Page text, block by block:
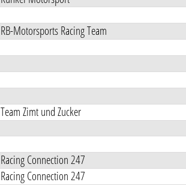
RB-Motorsports Racing Team
Team Zimt und Zucker
Racing Connection 247
Racing Connection 247